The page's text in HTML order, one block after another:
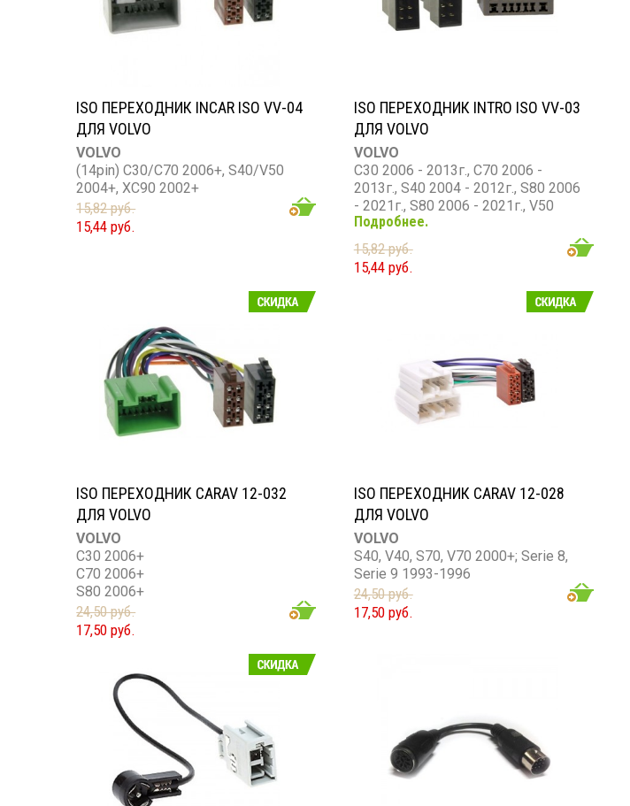
ISO ПЕРЕХОДНИК INCAR ISO VV-04
ДЛЯ VOLVO
VOLVO
(14pin) C30/C70 2006+, S40/V50
2004+, XC90 2002+
15,82 руб.
15,44 руб.
ISO ПЕРЕХОДНИК INTRO ISO VV-03
ДЛЯ VOLVO
VOLVO
C30 2006 - 2013г., C70 2006 -
2013г., S40 2004 - 2012г., S80 2006
- 2021г., S80 2006 - 2021г., V50
2004 - 2009г., V70 2007 - 2021г.,
XC70 2007 - 2021г., XC90 2002 -
2015г
Подробнее.
15,82 руб.
15,44 руб.
ISO ПЕРЕХОДНИК CARAV 12-032
ДЛЯ VOLVO
VOLVO
C30 2006+
C70 2006+
S80 2006+
S40 2004+
V50 2004+
XC90 2002+
24,50 руб.
17,50 руб.
ISO ПЕРЕХОДНИК CARAV 12-028
ДЛЯ VOLVO
VOLVO
S40, V40, S70, V70 2000+; Serie 8,
Serie 9 1993-1996
24,50 руб.
17,50 руб.